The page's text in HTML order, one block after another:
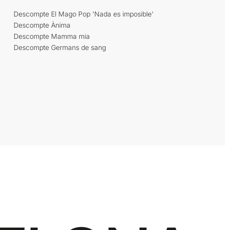
Descompte El Mago Pop 'Nada es imposible'
Descompte Ànima
Descompte Mamma mia
Descompte Germans de sang